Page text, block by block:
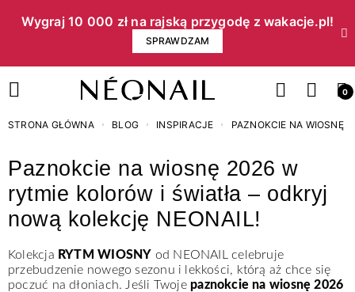
Wygraj 10 000 zł na rajską przygodę z wakacje.pl!​
SPRAWDZAM
0
STRONA GŁÓWNA BLOG INSPIRACJE PAZNOKCIE NA WIOSNĘ
Paznokcie na wiosnę 2026 w
rytmie kolorów i światła – odkryj
nową kolekcję NEONAIL!
Kolekcja RYTM WIOSNY od NEONAIL celebruje
przebudzenie nowego sezonu i lekkości, którą aż chce się
poczuć na dłoniach. Jeśli Twojepaznokcie na wiosnę 2026